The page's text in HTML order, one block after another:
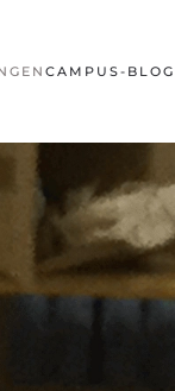
CAMPUS-BLOG